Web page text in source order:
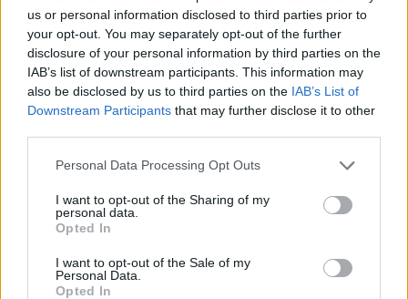
us or personal information disclosed to third parties prior to
your opt-out. You may separately opt-out of the further
disclosure of your personal information by third parties on the
IAB’s list of downstream participants. This information may
also be disclosed by us to third parties on the IAB’s List of
Downstream Participants that may further disclose it to other
Personal Data Processing Opt Outs
I want to opt-out of the Sharing of my
personal data.
Opted In
I want to opt-out of the Sale of my
Personal Data.
Opted In
gość
Forum:Choroby dziecięce
Ból brzucha ciągły u 6-latki
brzucha. Dwukrotnie w odstępie 10 m-cy miała USG,
hemoglobina. Od września bierze żelazo Ferum, wi...
wiktor305
Forum: